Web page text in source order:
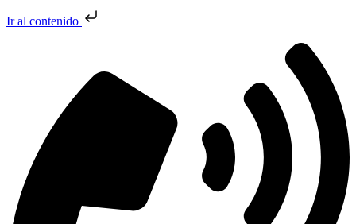
Ir al contenido